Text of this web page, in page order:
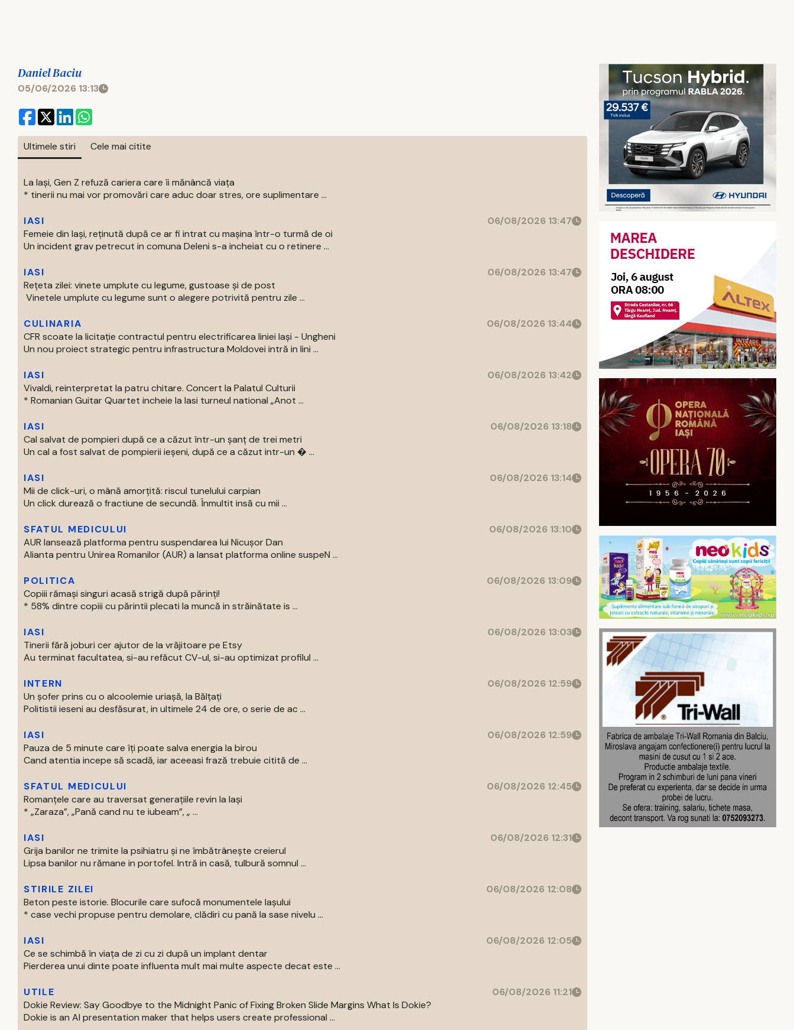
Daniel Baciu
05/06/2026 13:13
Ultimele stiri Cele mai citite
La Iași, Gen Z refuză cariera care îi mănâncă viața
* tinerii nu mai vor promovări care aduc doar stres, ore suplimentare ...
IASI
06/08/2026 13:47
Femeie din Iași, reținută după ce ar fi intrat cu mașina într-o turmă de oi
Un incident grav petrecut in comuna Deleni s-a incheiat cu o retinere ...
IASI
06/08/2026 13:47
Rețeta zilei: vinete umplute cu legume, gustoase și de post
Vinetele umplute cu legume sunt o alegere potrivită pentru zile ...
CULINARIA
06/08/2026 13:44
CFR scoate la licitație contractul pentru electrificarea liniei Iași - Ungheni
Un nou proiect strategic pentru infrastructura Moldovei intră in lini ...
IASI
06/08/2026 13:42
Vivaldi, reinterpretat la patru chitare. Concert la Palatul Culturii
* Romanian Guitar Quartet incheie la Iasi turneul national „Anot ...
IASI
06/08/2026 13:18
Cal salvat de pompieri după ce a căzut într-un şanţ de trei metri
Un cal a fost salvat de pompierii ieşeni, după ce a căzut intr-un � ...
IASI
06/08/2026 13:14
Mii de click-uri, o mână amorțită: riscul tunelului carpian
Un click durează o fractiune de secundă. Înmultit insă cu mii ...
SFATUL MEDICULUI
06/08/2026 13:10
AUR lansează platforma pentru suspendarea lui Nicușor Dan
Alianta pentru Unirea Romanilor (AUR) a lansat platforma online suspeN ...
POLITICA
06/08/2026 13:09
Copiii rămași singuri acasă strigă după părinți!
* 58% dintre copiii cu părintii plecati la muncă in străinătate is ...
IASI
06/08/2026 13:03
Tinerii fără joburi cer ajutor de la vrăjitoare pe Etsy
Au terminat facultatea, si-au refăcut CV-ul, si-au optimizat profilul ...
INTERN
06/08/2026 12:59
Un șofer prins cu o alcoolemie uriașă, la Bălțați
Politistii ieseni au desfăsurat, in ultimele 24 de ore, o serie de ac ...
IASI
06/08/2026 12:59
Pauza de 5 minute care îți poate salva energia la birou
Cand atentia incepe să scadă, iar aceeasi frază trebuie citită de ...
SFATUL MEDICULUI
06/08/2026 12:45
Romanțele care au traversat generațiile revin la Iași
* „Zaraza”, „Pană cand nu te iubeam”, „ ...
IASI
06/08/2026 12:31
Grija banilor ne trimite la psihiatru și ne îmbătrânește creierul
Lipsa banilor nu rămane in portofel. Intră in casă, tulbură somnul ...
STIRILE ZILEI
06/08/2026 12:08
Beton peste istorie. Blocurile care sufocă monumentele Iașului
* case vechi propuse pentru demolare, clădiri cu pană la sase nivelu ...
IASI
06/08/2026 12:05
Ce se schimbă în viața de zi cu zi după un implant dentar
Pierderea unui dinte poate influenta mult mai multe aspecte decat este ...
UTILE
06/08/2026 11:21
Dokie Review: Say Goodbye to the Midnight Panic of Fixing Broken Slide Margins What Is Dokie?
Dokie is an AI presentation maker that helps users create professional ...